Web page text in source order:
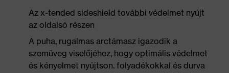
Az x-tended sideshield további védelmet nyújt
az oldalsó részen
A puha, rugalmas arctámasz igazodik a
szemüveg viselőjéhez, hogy optimális védelmet
és kényelmet nyújtson. folyadékokkal és durva